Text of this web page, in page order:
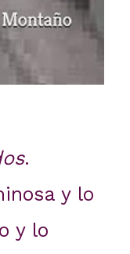
.
y lo
y lo